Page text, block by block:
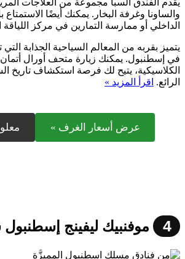
والساونا وغرفة البخار. يمكنك أيضًا
الداخلي أو ممارسة التمارين في مركز اللياقة
يتميز بقربه من المعالم السياحية الجذابة
في إسطنبول. يمكنك زيارة متحف أورال
الكلاسيكية، يتيح لك فرصة استكشاف تاريخ
الرائع. اقرأ المزيد »
عرض أسعار الغرف »
4 موفنبيك ليفينج إسطنبول